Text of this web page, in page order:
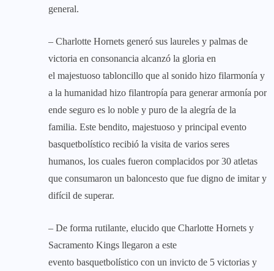
general.
– Charlotte Hornets generó sus laureles y palmas de
victoria en consonancia alcanzó la gloria en
el majestuoso tabloncillo que al sonido hizo filarmonía y
a la humanidad hizo filantropía para generar armonía por
ende seguro es lo noble y puro de la alegría de la
familia. Este bendito, majestuoso y principal evento
basquetbolístico recibió la visita de varios seres
humanos, los cuales fueron complacidos por 30 atletas
que consumaron un baloncesto que fue digno de imitar y
difícil de superar.
– De forma rutilante, elucido que Charlotte Hornets y
Sacramento Kings llegaron a este
evento basquetbolístico con un invicto de 5 victorias y